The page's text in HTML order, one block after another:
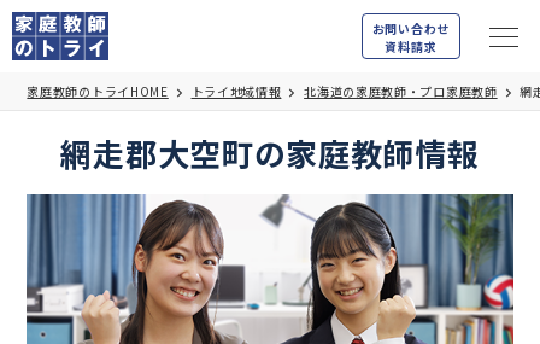
お問い合わせ
資料請求
家庭教師のトライHOME トライ地域情報 北海道の家庭教師・プロ家庭教師 網
網走郡大空町の家庭教師情報